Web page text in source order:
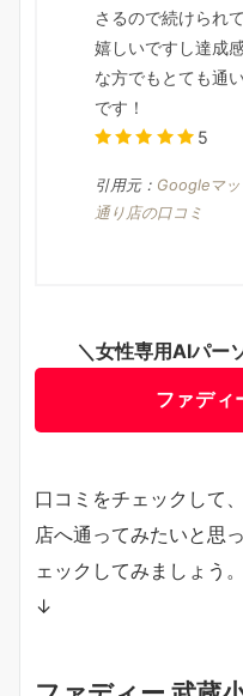
さるので続けられ
嬉しいですし達成
な方でもとても通
です！
5
引用元： Googleマ
通り店の口コミ
＼女性専用AIパー
ファディ
口コミをチェックして
店へ通ってみたいと思
ェックしてみましょう。
↓